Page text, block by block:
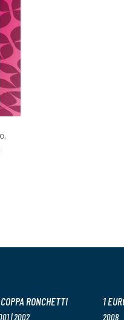
RONCHETTI
| 2002
1
2008